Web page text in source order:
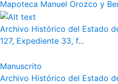
Mapoteca Manuel Orozco y
Archivo Histórico del Estado
127, Expediente 33, f...
Manuscrito
Archivo Histórico del Estado